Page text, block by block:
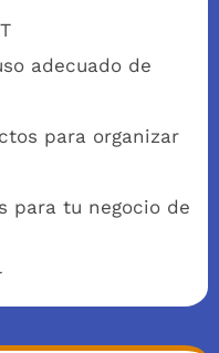
adecuado de
para organizar
para tu negocio de